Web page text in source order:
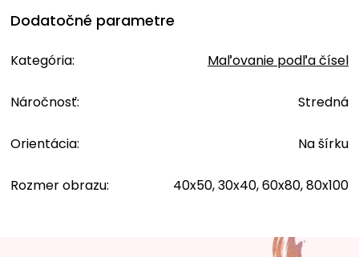
Dodatočné parametre
Kategória: Maľovanie podľa čísel
Náročnosť: Stredná
Orientácia: Na šírku
Rozmer obrazu: 40x50, 30x40, 60x80, 80x100